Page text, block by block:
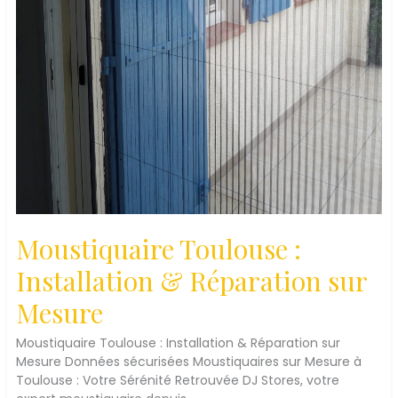
Moustiquaire Toulouse :
Installation & Réparation sur
Mesure
Moustiquaire Toulouse : Installation & Réparation sur
Mesure Données sécurisées Moustiquaires sur Mesure à
Toulouse : Votre Sérénité Retrouvée DJ Stores, votre